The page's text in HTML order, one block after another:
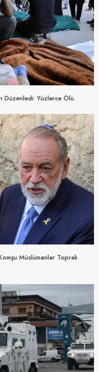
Düzenledi: Yüzlerce Ölü
Müslümanlar Toprak